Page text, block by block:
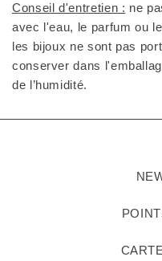
Conseil d'entretien : ne
avec l'eau, le parfum ou
les bijoux ne sont pas
conserver dans
de l’humidité.